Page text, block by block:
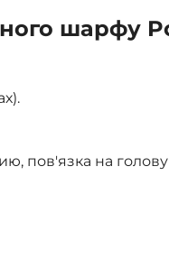
шарфу
пов'язка на